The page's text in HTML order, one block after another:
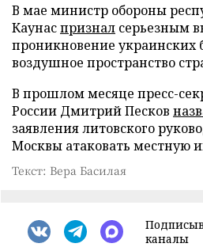
В мае министр обороны
Каунаспризнал серьезным
проникновение украинских
воздушное пространство
В прошлом месяце пресс-
России Дмитрий Песков
заявления литовского
Москвы атаковать местную
Текст: Вера Басилая
каналы